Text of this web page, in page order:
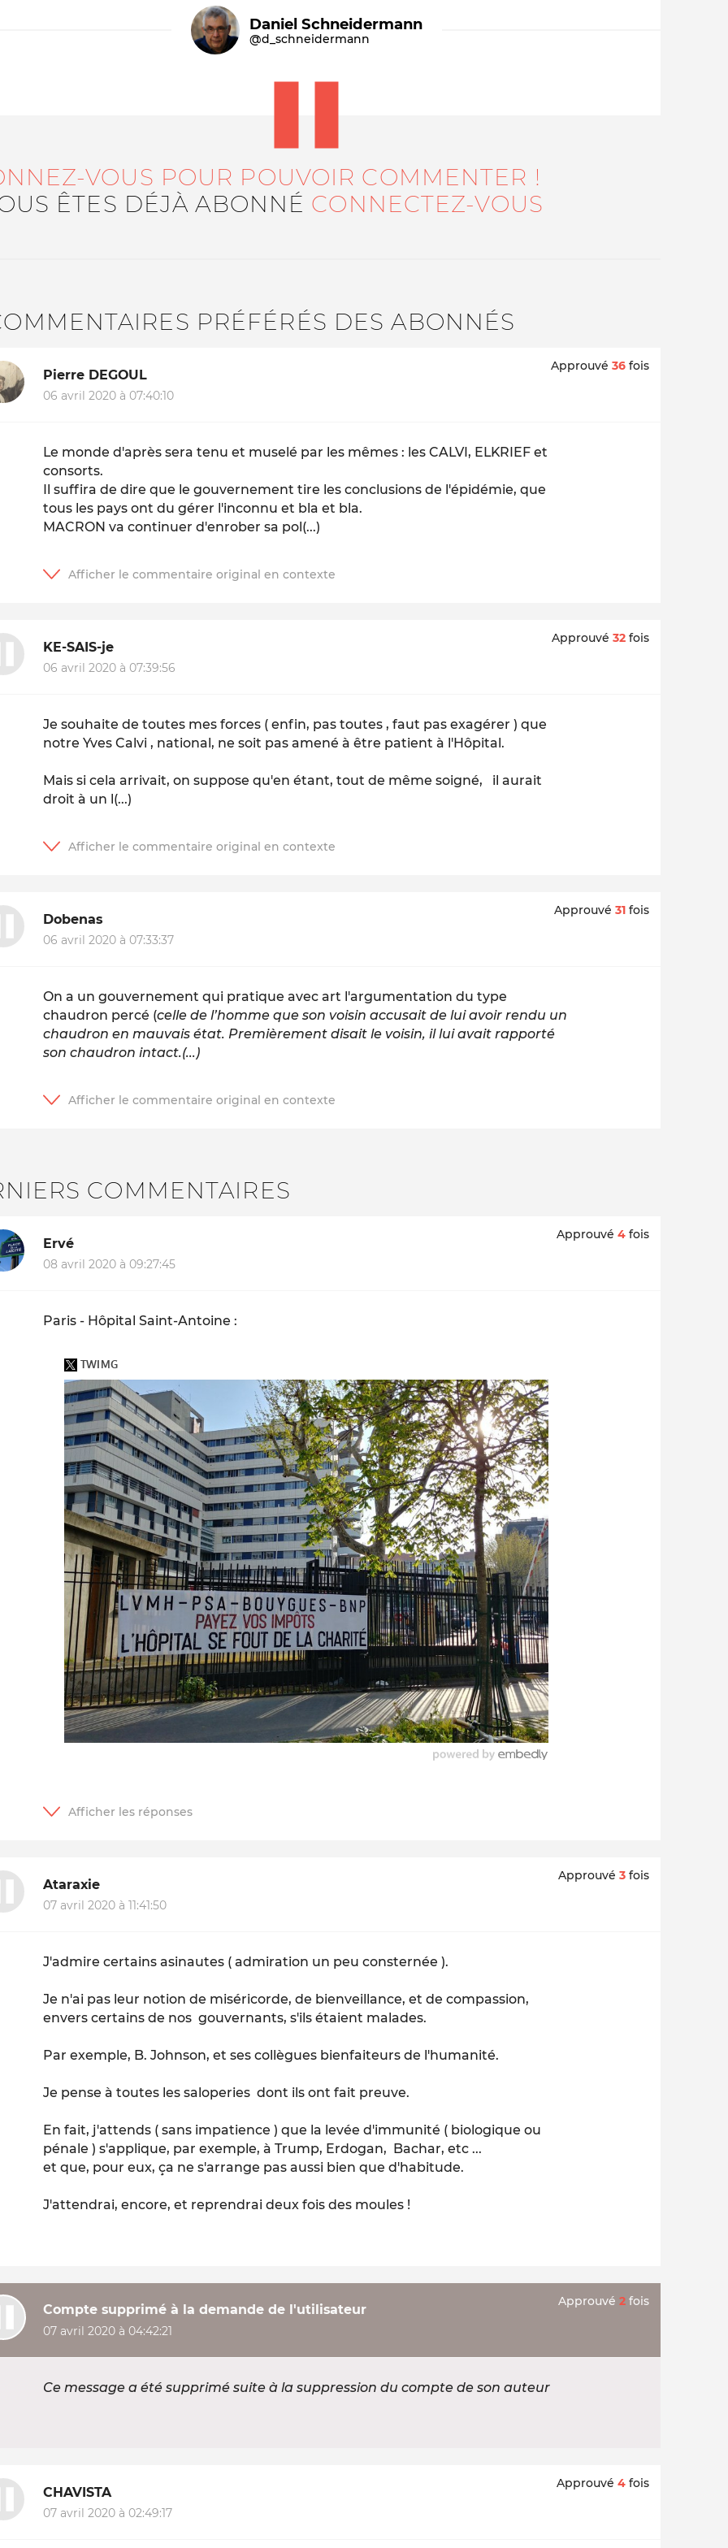
Le médiateur L'équipe Qui sommes-nous ?
Daniel Schneidermann
@d_schneidermann
VOUS POUR POUVOIR COMMENTER !
ÊTES DÉJÀ ABONNÉ CONNECTEZ-VOUS
PRÉFÉRÉS DES ABONNÉS
Pierre DEGOUL
06 avril 2020 à 07:40:10
Approuvé 36 fois
Le monde d'après sera tenu et muselé par les mêmes : les CALVI, ELKRIEF et
consorts.
Il suffira de dire que le gouvernement tire les conclusions de l'épidémie, que
tous les pays ont du gérer l'inconnu et bla et bla.
MACRON va continuer d'enrober sa pol(...)
KE-SAIS-je
06 avril 2020 à 07:39:56
Approuvé 32 fois
Je souhaite de toutes mes forces ( enfin, pas toutes , faut pas exagérer ) que
notre Yves Calvi , national, ne soit pas amené à être patient à l'Hôpital.
Mais si cela arrivait, on suppose qu'en étant, tout de même soigné, il aurait
droit à un l(...)
Dobenas
06 avril 2020 à 07:33:37
Approuvé 31 fois
On a un gouvernement qui pratique avec art l'argumentation du type
chaudron percé (cellede l’homme que son voisin accusait de lui avoir rendu un
chaudron en mauvais état. Premièrement disait le voisin, il lui avait rapporté
son chaudron intact.(...)
COMMENTAIRES
Ervé
08 avril 2020 à 09:27:45
Approuvé 4 fois
Paris - Hôpital Saint-Antoine :
Ataraxie
07 avril 2020 à 11:41:50
Approuvé 3 fois
J'admire certains asinautes ( admiration un peu consternée ).
Je n'ai pas leur notion de miséricorde, de bienveillance, et de compassion,
envers certains de nos gouvernants, s'ils étaient malades.
Par exemple, B. Johnson, et ses collègues bienfaiteurs de l'humanité.
Je pense à toutes les saloperies dont ils ont fait preuve.
En fait, j'attends ( sans impatience ) que la levée d'immunité ( biologique ou
pénale ) s'applique, par exemple, à Trump, Erdogan, Bachar, etc ...
et que, pour eux, ça ne s'arrange pas aussi bien que d'habitude.
J'attendrai, encore, et reprendrai deux fois des moules !
Compte supprimé à la demande de l'utilisateur
07 avril 2020 à 04:42:21
Approuvé 2 fois
Ce message a été supprimé suite à la suppression du compte de son auteur
CHAVISTA
07 avril 2020 à 02:49:17
Approuvé 4 fois